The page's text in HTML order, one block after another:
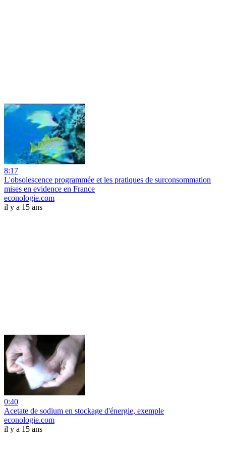
8:17
L'obsolescence programmée et les pratiques de surconsommation
mises en evidence en France
econologie.com
il y a 15 ans
0:40
Acetate de sodium en stockage d'énergie, exemple
econologie.com
il y a 15 ans